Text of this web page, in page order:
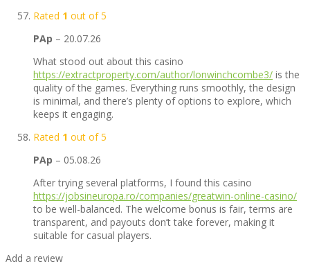
Rated 1 out of 5
PAp – 20.07.26
What stood out about this casino
https://extractproperty.com/author/lonwinchcombe3/ is the
quality of the games. Everything runs smoothly, the design
is minimal, and there’s plenty of options to explore, which
keeps it engaging.
Rated 1 out of 5
PAp – 05.08.26
After trying several platforms, I found this casino
https://jobsineuropa.ro/companies/greatwin-online-casino/
to be well-balanced. The welcome bonus is fair, terms are
transparent, and payouts don’t take forever, making it
suitable for casual players.
Add a review